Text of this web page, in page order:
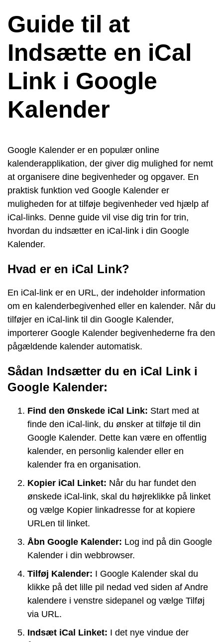
Guide til at
Indsætte en iCal
Link i Google
Kalender
Google Kalender er en populær online
kalenderapplikation, der giver dig mulighed for nemt
at organisere dine begivenheder og opgaver. En
praktisk funktion ved Google Kalender er
muligheden for at tilføje begivenheder ved hjælp af
iCal-links. Denne guide vil vise dig trin for trin,
hvordan du indsætter en iCal-link i din Google
Kalender.
Hvad er en iCal Link?
En iCal-link er en URL, der indeholder information
om en kalenderbegivenhed eller en kalender. Når du
tilføjer en iCal-link til din Google Kalender,
importerer Google Kalender begivenhederne fra den
pågældende kalender automatisk.
Sådan Indsætter du en iCal Link i
Google Kalender:
Find den Ønskede iCal Link: Start med at
finde den iCal-link, du ønsker at tilføje til din
Google Kalender. Dette kan være en offentlig
kalender, en personlig kalender eller en
kalender fra en organisation.
Kopier iCal Linket: Når du har fundet den
ønskede iCal-link, skal du højreklikke på linket
og vælge Kopier linkadresse for at kopiere
URLen til linket.
Åbn Google Kalender: Log ind på din Google
Kalender i din webbrowser.
Tilføj Kalender: I Google Kalender skal du
klikke på det lille pil nedad ved siden af Andre
kalendere i venstre sidepanel og vælge Tilføj
via URL.
Indsæt iCal Linket: I det nye vindue der